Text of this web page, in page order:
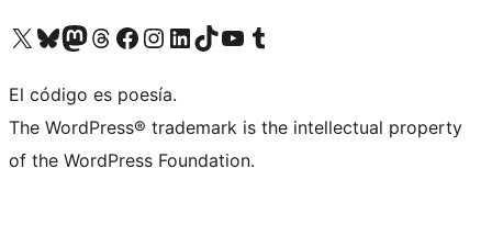
Visita nuestra cuenta de X (anteriormente Twitter)
Visita nuestra cuenta de Bluesky
Visita nuestra cuenta de Mastodon
Visita nuestra cuenta de Threads
Visita nuestra página de Facebook
Visita nuestra cuenta de Instagram
Visita nuestra cuenta de LinkedIn
Visita nuestra cuenta de TikTok
Visita nuestro canal de YouTube
Visita nuestra cuenta de Tumblr
El código es poesía.
The WordPress® trademark is the intellectual property
of the WordPress Foundation.